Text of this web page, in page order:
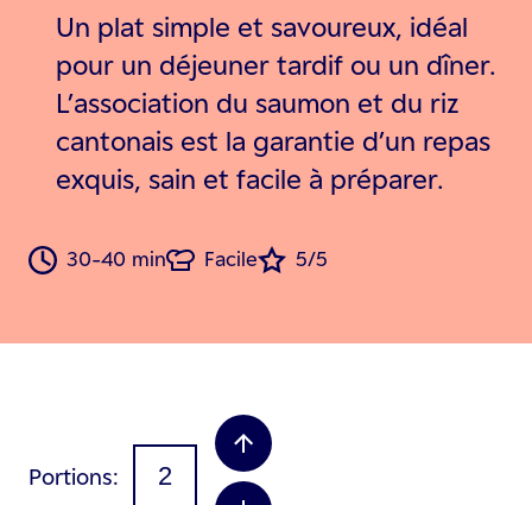
Un plat simple et savoureux, idéal
pour un déjeuner tardif ou un dîner.
L’association du saumon et du riz
cantonais est la garantie d’un repas
exquis, sain et facile à préparer.
30-40 min Facile 5/5
Portions